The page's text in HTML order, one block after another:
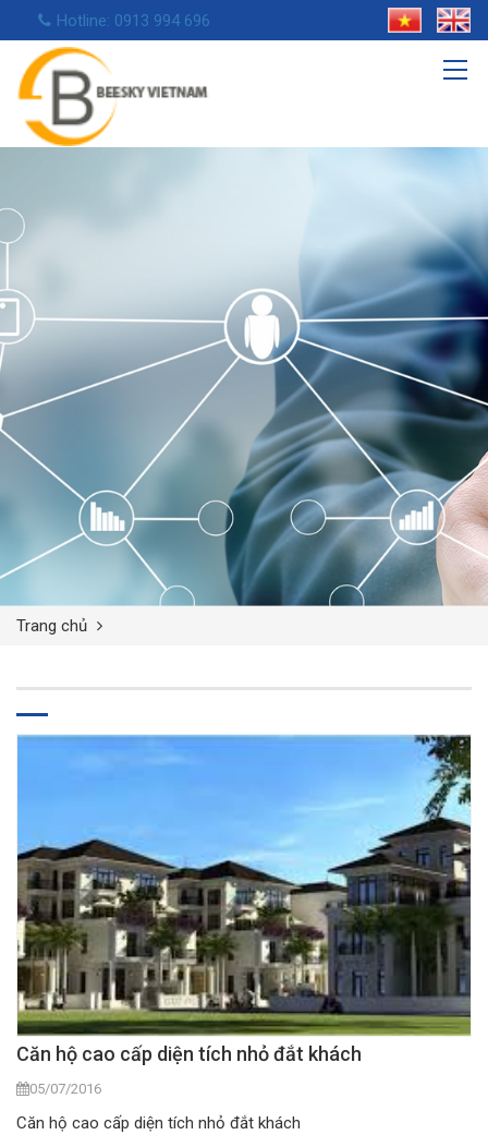
Hotline: 0913 994 696
Trang chủ
Căn hộ cao cấp diện tích nhỏ đắt khách
05/07/2016
Căn hộ cao cấp diện tích nhỏ đắt khách